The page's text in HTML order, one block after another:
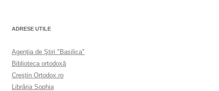
ADRESE UTILE
Agenţia de Ştiri "Basilica"
Biblioteca ortodoxă
Creştin Ortodox.ro
Librăria Sophia